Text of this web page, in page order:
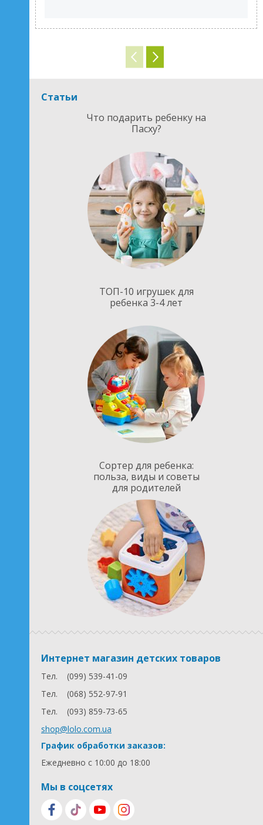
Статьи
Что подарить ребенку на
Пасху?
ТОП-10 игрушек для
ребенка 3-4 лет
Сортер для ребенка:
польза, виды и советы
для родителей
Интернет магазин детских товаров
Тел.
(099) 539-41-09
Тел.
(068) 552-97-91
Тел.
(093) 859-73-65
shop@lolo.com.ua
График обработки заказов:
Ежедневно с 10:00 до 18:00
Мы в соцсетях